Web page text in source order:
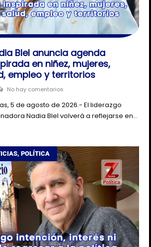
Blel anuncia agenda
en niñez, mujeres,
empleo y territorios
No hay comentarios
5 de agosto de 2026.- El liderazgo
Nadia Blel volverá a reflejarse en…
,POLÍTICA